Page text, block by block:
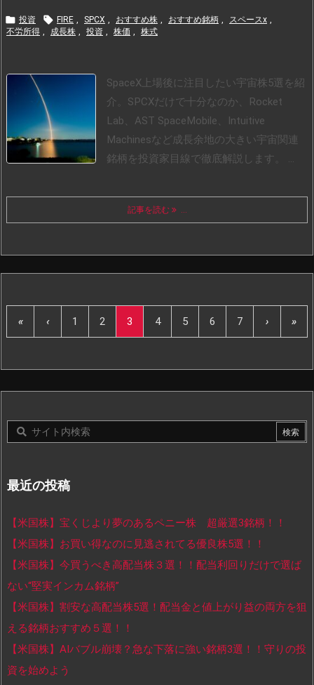
 投資  FIRE , SPCX , おすすめ株 , おすすめ銘柄 , スペースx ,
不労所得 , 成長株 , 投資 , 株価 , 株式
SpaceX上場後に注目したい宇宙株5選を紹
介。SPCXだけで十分なのか、Rocket
Lab、AST SpaceMobile、Intuitive
Machinesなど成長余地の大きい宇宙関連
銘柄を投資家目線で徹底解説します。 ...
記事を読む ...
« ‹ 1 2 3 4 5 6 7 › »
最近の投稿
【米国株】宝くじより夢のあるペニー株 超厳選3銘柄！！
【米国株】お買い得なのに見逃されてる優良株5選！！
【米国株】今買うべき高配当株３選！！配当利回りだけで選ば
ない“堅実インカム銘柄”
【米国株】割安な高配当株5選！配当金と値上がり益の両方を狙
える銘柄おすすめ５選！！
【米国株】AIバブル崩壊？急な下落に強い銘柄3選！！守りの投
資を始めよう